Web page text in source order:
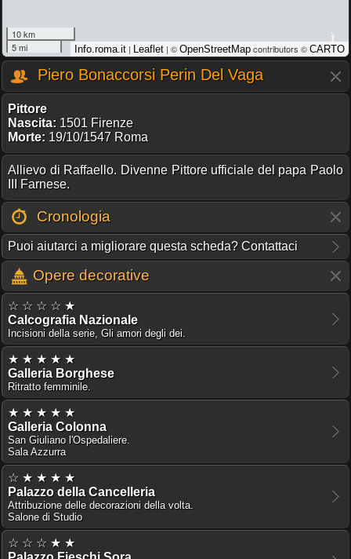
10 km
5 mi
Info.roma.it | Leaflet | © OpenStreetMap contributors © CARTO
Piero Bonaccorsi Perin Del Vaga
Pittore
Nascita: 1501 Firenze
Morte: 19/10/1547 Roma
Allievo di Raffaello. Divenne Pittore ufficiale del papa Paolo
III Farnese.
Cronologia
Puoi aiutarci a migliorare questa scheda? Contattaci
Opere decorative
☆ ☆ ☆ ☆ ★
Calcografia Nazionale
Incisioni della serie, Gli amori degli dei.
★ ★ ★ ★ ★
Galleria Borghese
Ritratto femminile.
★ ★ ★ ★ ★
Galleria Colonna
San Giuliano l'Ospedaliere.
Sala Azzurra
☆ ★ ★ ★ ★
Palazzo della Cancelleria
Attribuzione delle decorazioni della volta.
Salone di Studio
☆ ☆ ☆ ★ ★